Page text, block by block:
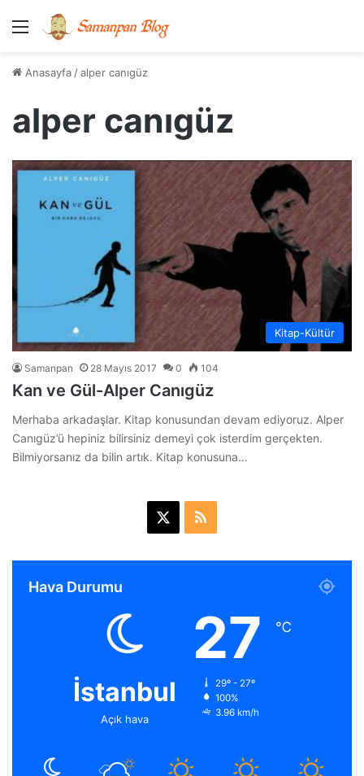
Menü
Anasayfa /alper canıgüz
alper canıgüz
Kitap-Kültür
Samanpan 28 Mayıs 2017 0 104
Kan ve Gül-Alper Canıgüz
Merhaba arkadaşlar. Kitap konusundan devam ediyoruz. Alper
Canıgüz’ü hepiniz bilirsiniz demeyi çok isterdim gerçekten.
Bilmiyorsanız da bilin artık. Kitap konusuna…
Hava Durumu
İstanbul
Açık hava
27 ℃
29º - 27º
100%
3.96 km/h